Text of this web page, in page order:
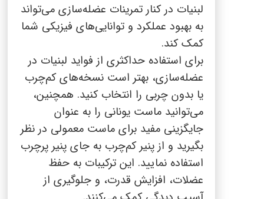
لبنیات در کنار تمرینات عضله‌سازی می‌تواند
به بهبود عملکرد و توانایی‌های فیزیکی شما
کمک کند.
برای استفاده حداکثری از فواید لبنیات در
عضله‌سازی، بهتر است نسخه‌های کم‌چرب
یا بدون چربی را انتخاب کنید. همچنین،
می‌توانید ماست یونانی را به عنوان
جایگزینی مفید برای ماست معمولی در نظر
بگیرید و از پنیر کم‌چرب به جای پنیر پرچرب
استفاده نمایید. این ترکیبات به حفظ
عضلات، افزایش قدرت، و جلوگیری از